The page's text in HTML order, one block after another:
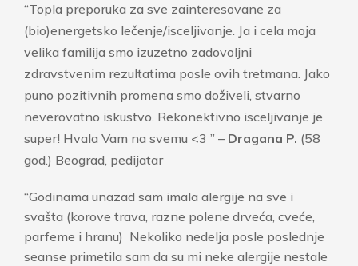
“Topla preporuka za sve zainteresovane za
(bio)energetsko lečenje/isceljivanje. Ja i cela moja
velika familija smo izuzetno zadovoljni
zdravstvenim rezultatima posle ovih tretmana. Jako
puno pozitivnih promena smo doživeli, stvarno
neverovatno iskustvo. Rekonektivno isceljivanje je
super! Hvala Vam na svemu <3 ” – Dragana P. (58
god.) Beograd, pedijatar
“Godinama unazad sam imala alergije na sve i
svašta (korove trava, razne polene drveća, cveće,
parfeme i hranu) Nekoliko nedelja posle poslednje
seanse primetila sam da su mi neke alergije nestale